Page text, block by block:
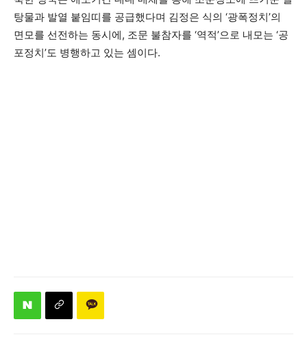
탕물과 발열 붙임띠를 공급했다며 김정은 식의 ‘광폭정치’의
면모를 선전하는 동시에, 조문 불참자를 ‘역적’으로 내모는 ‘공
포정치’도 병행하고 있는 셈이다.